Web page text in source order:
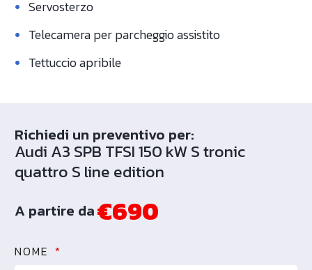
• Servosterzo
• Telecamera per parcheggio assistito
• Tettuccio apribile
Richiedi un preventivo per:
Audi A3 SPB TFSI 150 kW S tronic
quattro S line edition
A partire da€690
NOME